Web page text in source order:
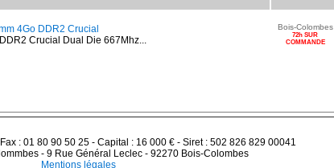
4Go DDR2 Crucial
Crucial Dual Die 667Mhz...
Bois-Colombes
72h SUR
COMMANDE
: 01 80 90 50 25 - Capital : 16 000 € - Siret : 502 826 829 00041
- 9 Rue Général Leclec - 92270 Bois-Colombes
Mentions légales